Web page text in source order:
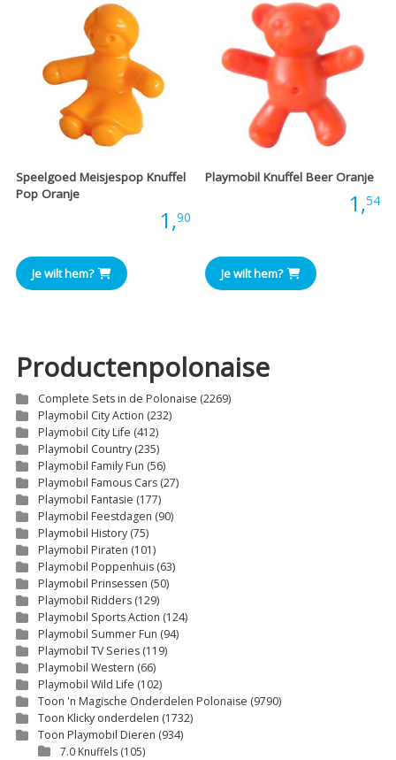
Speelgoed Meisjespop Knuffel
Pop Oranje
1,90
Je wilt hem?
Playmobil Knuffel Beer Oranje
1,54
Je wilt hem?
Productenpolonaise
Complete Sets in de Polonaise (2269)
Playmobil City Action (232)
Playmobil City Life (412)
Playmobil Country (235)
Playmobil Family Fun (56)
Playmobil Famous Cars (27)
Playmobil Fantasie (177)
Playmobil Feestdagen (90)
Playmobil History (75)
Playmobil Piraten (101)
Playmobil Poppenhuis (63)
Playmobil Prinsessen (50)
Playmobil Ridders (129)
Playmobil Sports Action (124)
Playmobil Summer Fun (94)
Playmobil TV Series (119)
Playmobil Western (66)
Playmobil Wild Life (102)
Toon 'n Magische Onderdelen Polonaise (9790)
Toon Klicky onderdelen (1732)
Toon Playmobil Dieren (934)
7.0 Knuffels (105)